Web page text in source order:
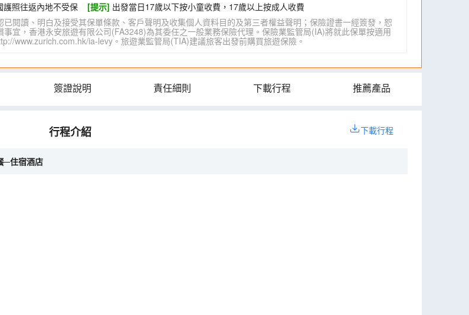
護照往返內地不受保 [提示] 出發當日17歲以下按小童收費，17歲以上按成人收費
閱讀、明白及接受其保單條款、客戶聲明及收集個人資料目的及第三者權益聲明；保險證書一經簽發，恕
宜，香港永安旅遊有限公司(FA3248)為其委任之一般業務保險代理。保險業監管局(IA)將就此保單按適用
www.zurich.com.hk/ia-levy。旅遊業監管局(TIA)建議旅客出發前購買旅遊保險。
簽證說明 責任細則 下載行程 推薦產品
行程介紹 下載行程
─住宿酒店